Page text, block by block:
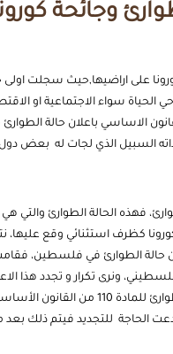
وجائحة
على اراضيها,حيث سجلت
الحياة سواء الاجتماعية او
الاساسي باعلان حالة
فهذه الحالة الطوارئ والتي
كظرف استثنائي وقع عليها،
حالة الطوارئ في فلسطين،
انتشار الوباء، فاستند الرئيس
الحاجة للتجديد فيتم ذلك